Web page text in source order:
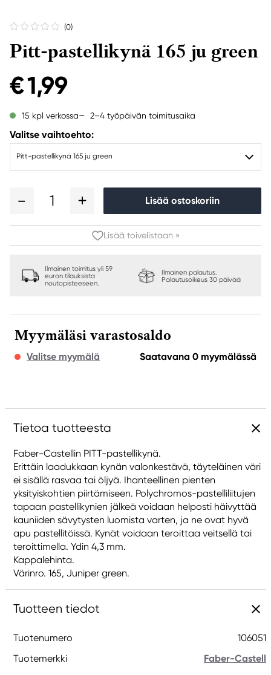
(0)
Pitt-pastellikynä 165 ju green
€ 1,99
15 kpl verkossa 2–4 työpäivän toimitusaika
Valitse vaihtoehto:
Pitt-pastellikynä 165 ju green
1 Lisää ostoskoriin
Lisää toivelistaan »
Ilmainen toimitus yli 59
euron tilauksista
noutopisteeseen.
Ilmainen palautus.
Palautusoikeus 30 päivää
Myymäläsi varastosaldo
Valitse myymälä Saatavana 0 myymälässä
Tietoa tuotteesta
Faber-Castellin PITT-pastellikynä.
Erittäin laadukkaan kynän valonkestävä, täyteläinen väri
ei sisällä rasvaa tai öljyä. Ihanteellinen pienten
yksityiskohtien piirtämiseen. Polychromos-pastelliliitujen
tapaan pastellikynien jälkeä voidaan helposti häivyttää
kauniiden sävytysten luomista varten, ja ne ovat hyvä
apu pastellitöissä. Kynät voidaan teroittaa veitsellä tai
teroittimella. Ydin 4,3 mm.
Kappalehinta.
Värinro. 165, Juniper green.
Tuotteen tiedot
Tuotenumero
106051
Tuotemerkki
Faber-Castell